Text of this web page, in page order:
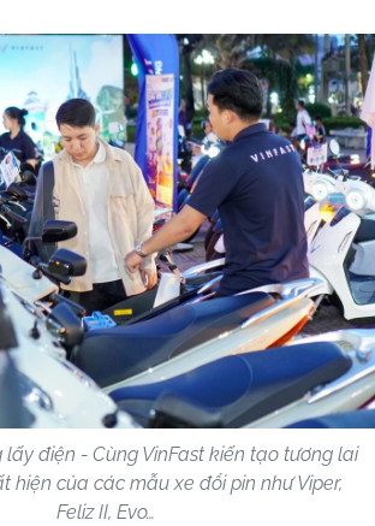
lấy điện - Cùng VinFast kiến tạo tương lai
hiện của các mẫu xe đổi pin như Viper,
Feliz II, Evo…